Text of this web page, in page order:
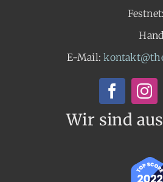
E-Mail:
Wir sind